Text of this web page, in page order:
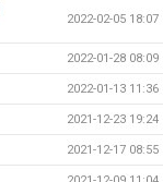
2022-02-05 18:07
2022-01-28 08:09
2022-01-13 11:36
2021-12-23 19:24
2021-12-17 08:55